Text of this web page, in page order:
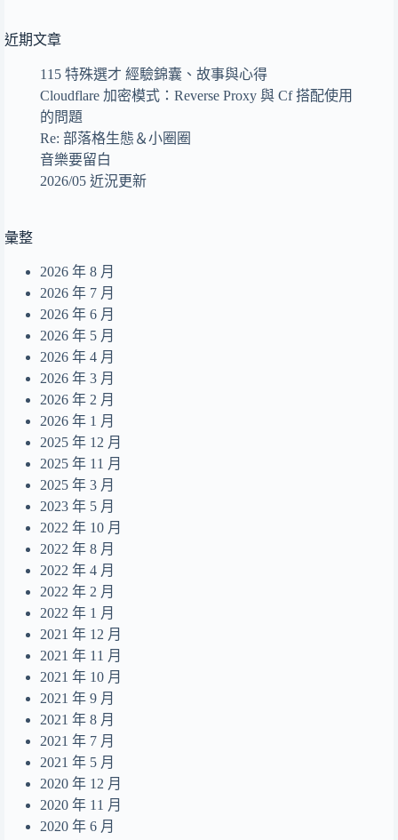
5天空の騎士 The Knight of the Sky
太陽系を超えて Beyond the Solar System
Wall of Sound
8Flight - Adventure in the Sky
9那麼昨天的我會在夢裡想起 Dear Alice
end of a life
14Summer Dream
15無人之島
16目及皆是你
17摺縫中的夢
18Daydreamer
近期文章
115 特殊選才 經驗錦囊、故事與心得
Cloudflare 加密模式：Reverse Proxy 與 Cf 搭配使用
的問題
Re: 部落格生態＆小圈圈
音樂要留白
2026/05 近況更新
彙整
2026 年 8 月
2026 年 7 月
2026 年 6 月
2026 年 5 月
2026 年 4 月
2026 年 3 月
2026 年 2 月
2026 年 1 月
2025 年 12 月
2025 年 11 月
2025 年 3 月
2023 年 5 月
2022 年 10 月
2022 年 8 月
2022 年 4 月
2022 年 2 月
2022 年 1 月
2021 年 12 月
2021 年 11 月
2021 年 10 月
2021 年 9 月
2021 年 8 月
2021 年 7 月
2021 年 5 月
2020 年 12 月
2020 年 11 月
2020 年 6 月